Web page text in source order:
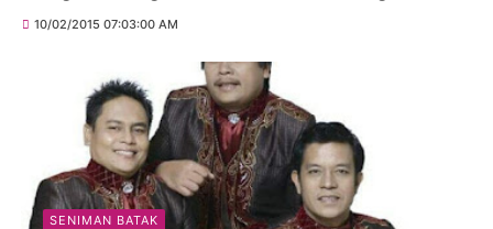
10/02/2015 07:03:00 AM
SENIMAN BATAK